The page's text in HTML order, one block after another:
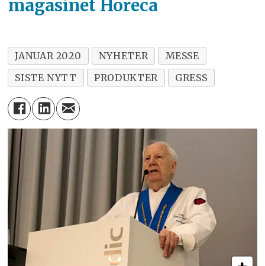
magasinet Horeca
JANUAR 2020 NYHETER
MESSE
SISTE NYTT
PRODUKTER GRESS